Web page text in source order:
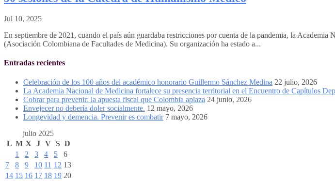
Jul 10, 2025
En septiembre de 2021, cuando el país aún guardaba restricciones por cuenta de la pandemia, la
(Asociación Colombiana de Facultades de Medicina). Su organización ha estado a...
Entradas recientes
Celebración de los 100 años del académico honorario Guillermo Sánchez Medina 22 julio, 2026
La Academia Nacional de Medicina fortalece su presencia territorial en el Encuentro de Capítulos
Cobrar para prevenir: la apuesta fiscal que Colombia aplaza 24 junio, 2026
Envejecer no debería doler socialmente. 12 mayo, 2026
Longevidad y demencia. Prevenir es combatir 7 mayo, 2026
julio 2025
L M X J V S D
1
2 3 4 5
6
7
8 9 10 11 12 13
14 15 16 17 18 19 20